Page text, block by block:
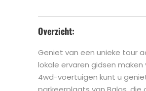
Overzicht:
Geniet van een unieke tour
lokale ervaren gidsen
4wd-voertuigen kunt u